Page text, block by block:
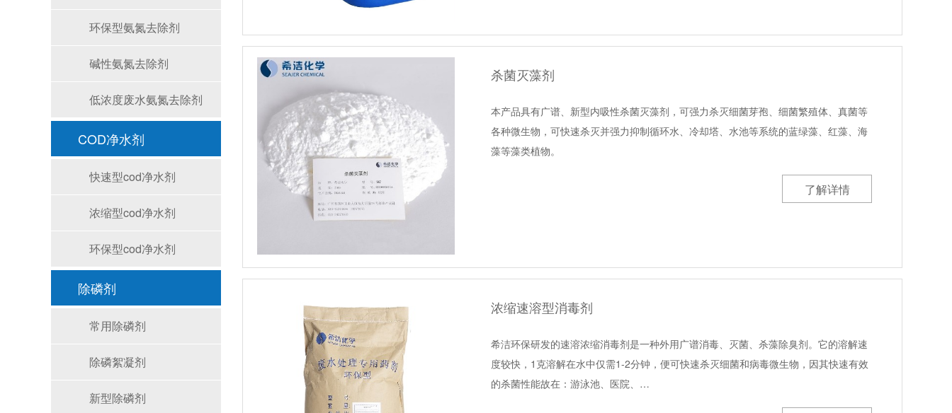
杀菌灭藻剂
本产品具有广谱、新型内吸性杀菌灭藻剂，可强力杀灭细菌芽孢、细菌繁殖体、真菌等
各种微生物，可快速杀灭并强力抑制循环水、冷却塔、水池等系统的蓝绿藻、红藻、海
藻等藻类植物。
了解详情
浓缩速溶型消毒剂
希洁环保研发的速溶浓缩消毒剂是一种外用广谱消毒、灭菌、杀藻除臭剂。它的溶解速
度较快，1克溶解在水中仅需1-2分钟，便可快速杀灭细菌和病毒微生物，因其快速有效
的杀菌性能故在：游泳池、医院、…
环保型氨氮去除剂
碱性氨氮去除剂
低浓度废水氨氮去除剂
COD净水剂
快速型cod净水剂
浓缩型cod净水剂
环保型cod净水剂
除磷剂
常用除磷剂
除磷絮凝剂
新型除磷剂